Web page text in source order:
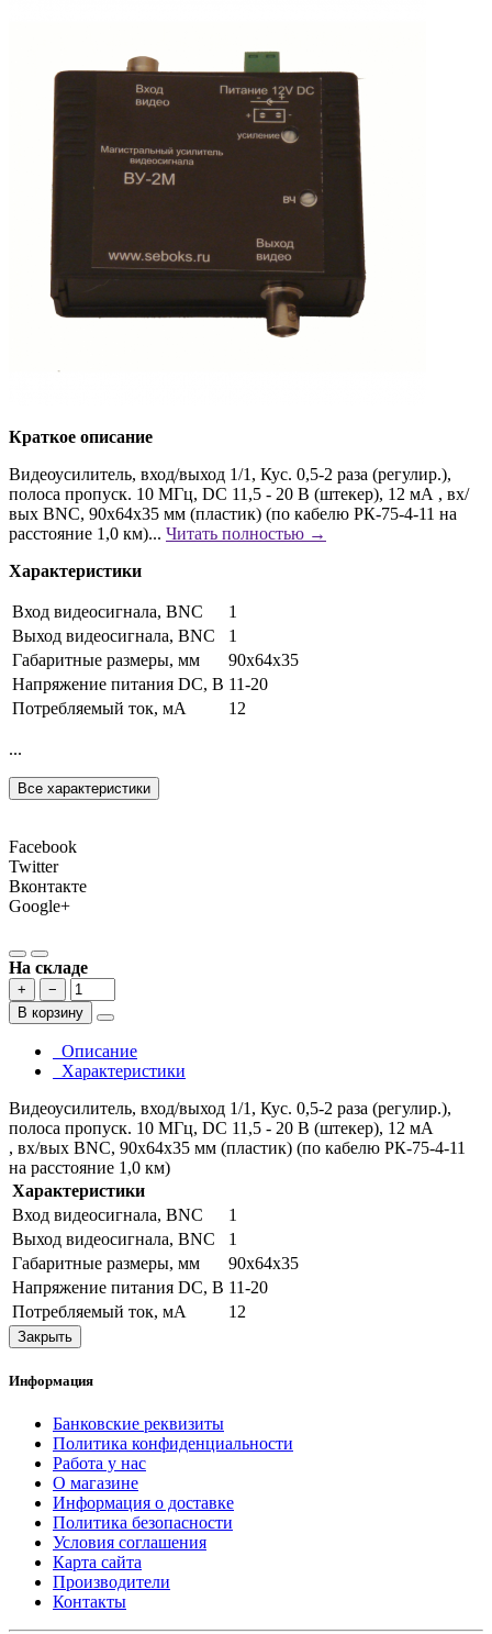
Краткое описание
Видеоусилитель, вход/выход 1/1, Кус. 0,5-2 раза (регулир.),
полоса пропуск. 10 МГц, DC 11,5 - 20 В (штекер), 12 мА , вх/
вых BNC, 90х64х35 мм (пластик) (по кабелю РК-75-4-11 на
расстояние 1,0 км)... Читать полностью →
Характеристики
Вход видеосигнала, BNC
1
Выход видеосигнала, BNC
1
Габаритные размеры, мм
90х64х35
Напряжение питания DC, В 11-20
Потребляемый ток, мА
12
...
Все характеристики
Facebook
Twitter
Вконтакте
Google+
На складе
+
−
В корзину
Описание
Характеристики
Видеоусилитель, вход/выход 1/1, Кус. 0,5-2 раза (регулир.),
полоса пропуск. 10 МГц, DC 11,5 - 20 В (штекер), 12 мА
, вх/вых BNC, 90х64х35 мм (пластик) (по кабелю РК-75-4-11
на расстояние 1,0 км)
Характеристики
Вход видеосигнала, BNC
1
Выход видеосигнала, BNC
1
Габаритные размеры, мм
90х64х35
Напряжение питания DC, В 11-20
Потребляемый ток, мА
12
Закрыть
Информация
Банковские реквизиты
Политика конфиденциальности
Работа у нас
О магазине
Информация о доставке
Политика безопасности
Условия соглашения
Карта сайта
Производители
Контакты